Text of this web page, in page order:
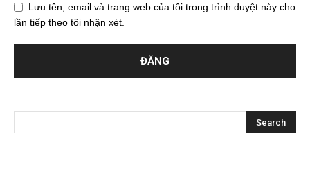
Lưu tên, email và trang web của tôi trong trình duyệt này cho
lần tiếp theo tôi nhận xét.